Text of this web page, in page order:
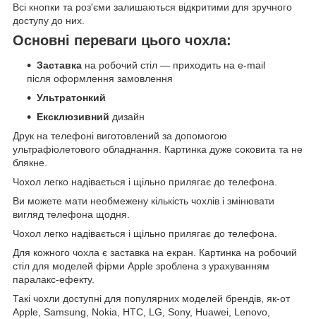
Всі кнопки та роз'єми залишаються відкритими для зручного
доступу до них.
Основні переваги цього чохла:
Заставка на робочий стіл — приходить на e-mail
після оформлення замовлення
Ультратонкий
Ексклюзивний дизайн
Друк на телефоні виготовлений за допомогою
ультрафіолетового обладнання. Картинка дуже соковита та не
блякне.
Чохол легко надівається і щільно прилягає до телефона.
Ви можете мати необмежену кількість чохлів і змінювати
вигляд телефона щодня.
Чохол легко надівається і щільно прилягає до телефона.
Для кожного чохла є заставка на екран. Картинка на робочий
стіл для моделей фірми Apple зроблена з урахуванням
паралакс-ефекту.
Такі чохли доступні для популярних моделей брендів, як-от
Apple, Samsung, Nokia, HTC, LG, Sony, Huawei, Lenovo,